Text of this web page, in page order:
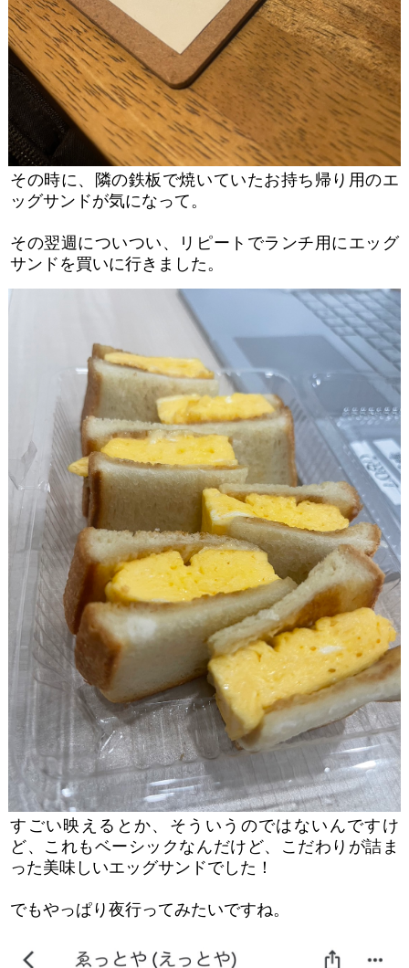
その時に、隣の鉄板で焼いていたお持ち帰り用のエ
ッグサンドが気になって。
その翌週についつい、リピートでランチ用にエッグ
サンドを買いに行きました。
すごい映えるとか、そういうのではないんですけ
ど、これもベーシックなんだけど、こだわりが詰ま
った美味しいエッグサンドでした！
でもやっぱり夜行ってみたいですね。